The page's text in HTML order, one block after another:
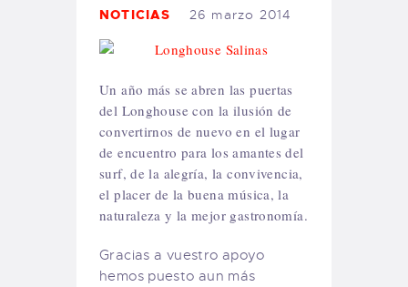
NOTICIAS 26 marzo 2014
Un año más se abren las puertas
del Longhouse con la ilusión de
convertirnos de nuevo en el lugar
de encuentro para los amantes del
surf, de la alegría, la convivencia,
el placer de la buena música, la
naturaleza y la mejor gastronomía.
Gracias a vuestro apoyo
hemos puesto aun más